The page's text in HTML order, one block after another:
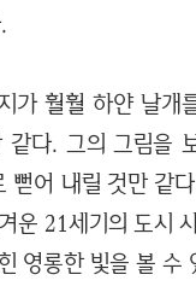
가 훨훨 하얀 날개
다. 그의 그림을
어 내릴 것만 같
운 21세기의 도시
영롱한 빛을 볼 수